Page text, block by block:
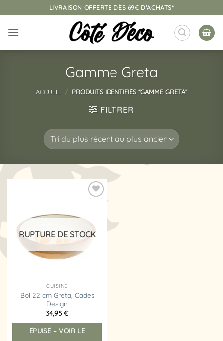
au
contenu
LIVRAISON OFFERTE DÈS 69€ D'ACHATS*
Gamme Greta
ACCUEIL / PRODUITS IDENTIFIÉS “GAMME GRETA”
FILTRER
d’envies
RUPTURE DE STOCK
CUISINE
Bol 22 cm Greta, Cades
Design
34,95€
ÉPUISÉ – VOIR LE